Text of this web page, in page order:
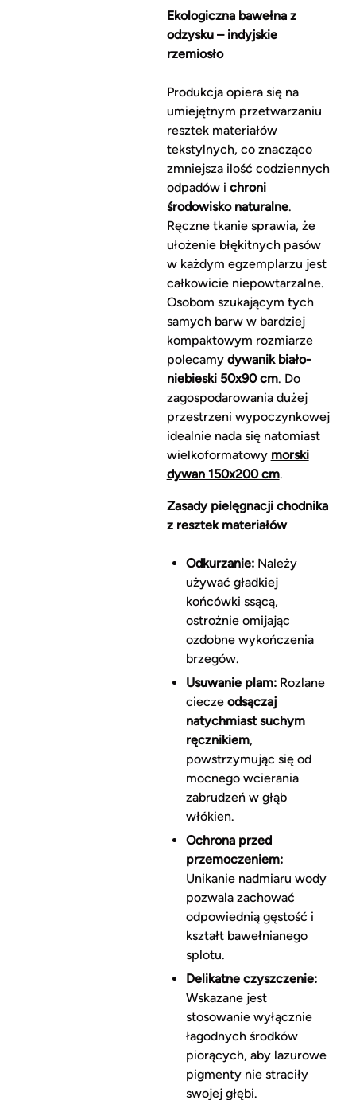
Ekologiczna bawełna z
odzysku – indyjskie
rzemiosło
Produkcja opiera się na
umiejętnym przetwarzaniu
resztek materiałów
tekstylnych, co znacząco
zmniejsza ilość codziennych
odpadów i chroni
środowisko naturalne.
Ręczne tkanie sprawia, że
ułożenie błękitnych pasów
w każdym egzemplarzu jest
całkowicie niepowtarzalne.
Osobom szukającym tych
samych barw w bardziej
kompaktowym rozmiarze
polecamy dywanik biało-
niebieski 50x90 cm. Do
zagospodarowania dużej
przestrzeni wypoczynkowej
idealnie nada się natomiast
wielkoformatowy morski
dywan 150x200 cm.
Zasady pielęgnacji chodnika
z resztek materiałów
Odkurzanie:Należy
używać gładkiej
końcówki ssącą,
ostrożnie omijając
ozdobne wykończenia
brzegów.
Usuwanie plam:Rozlane
ciecze odsączaj
natychmiast suchym
ręcznikiem,
powstrzymując się od
mocnego wcierania
zabrudzeń w głąb
włókien.
Ochrona przed
przemoczeniem:
Unikanie nadmiaru wody
pozwala zachować
odpowiednią gęstość i
kształt bawełnianego
splotu.
Delikatne czyszczenie:
Wskazane jest
stosowanie wyłącznie
łagodnych środków
piorących, aby lazurowe
pigmenty nie straciły
swojej głębi.